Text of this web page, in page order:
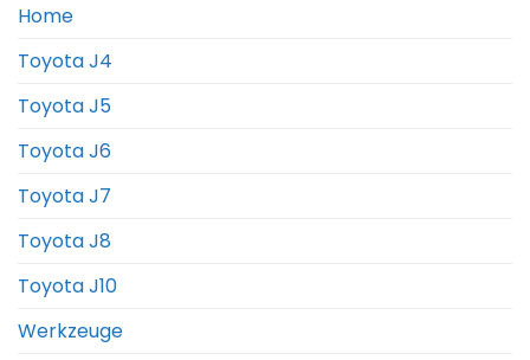
Home
Toyota J4
Toyota J5
Toyota J6
Toyota J7
Toyota J8
Toyota J10
Werkzeuge